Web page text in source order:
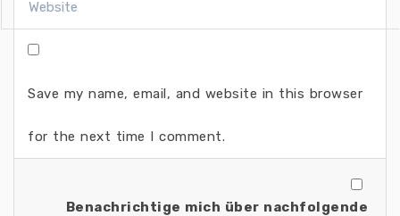
Save my name, email, and website in this browser
for the next time I comment.
Benachrichtige mich über nachfolgende